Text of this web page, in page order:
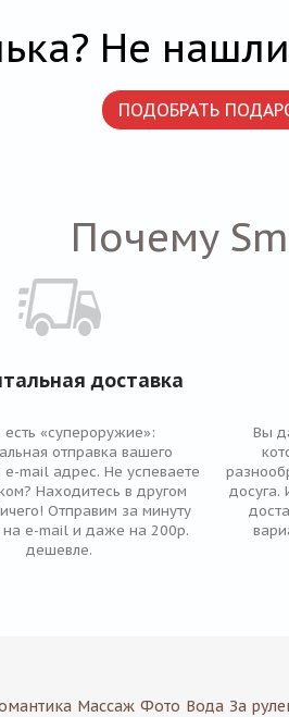
Не
ПОДОБРАТЬ
Почему
доставка
есть «супероружие»:
отправка вашего
mail адрес. Не успеваете
Находитесь в другом
Отправим за минуту
e-mail и даже на 200р.
дешевле.
Вы
досуга.
Массаж Фото Вода За